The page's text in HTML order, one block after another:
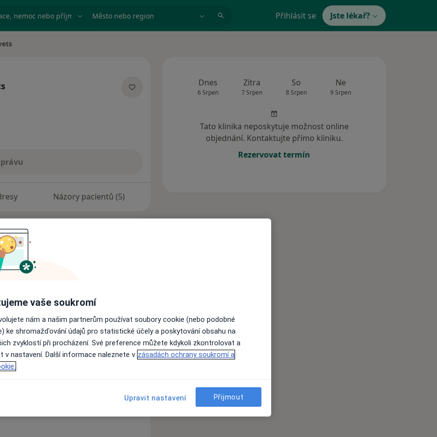
nemoc nebo příjmení Město nebo region Přihlásit se Jste lékař?
Názory pacientů (5)
Dnes
6 Srpen
Zítra
7 Srpen
So
8 Srpen
Ne
9 Srpen
Tato klinika neposkytuje možnost online
objednání. Kontaktujte přímo kliniku.
Rezervovat termín
vaše soukromí
nám a našim partnerům používat soubory cookie (nebo podobné
ke shromažďování údajů pro statistické účely a poskytování obsahu na
zvyklostí při procházení. Své preference můžete kdykoli zkontrolovat a
v nastavení. Další informace naleznete v zásadách ochrany soukromí a
Upravit nastavení Přijmout